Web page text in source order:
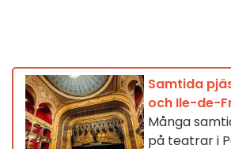
Samtida
och Ile-de-
Många
på teatrar i